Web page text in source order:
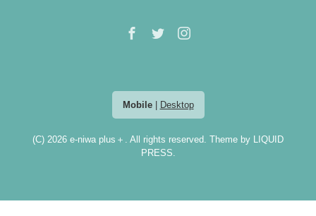
Mobile| Desktop
(C) 2026 e-niwa plus＋ . All rights reserved. Theme by LIQUID
PRESS